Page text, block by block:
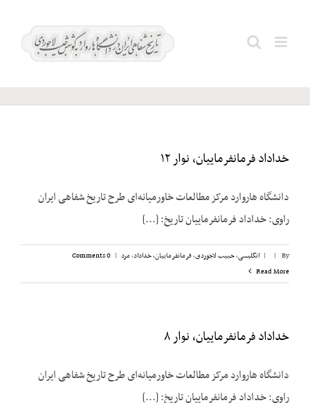
بازرگان؛
خداداد فرمانفرماییان، نوار ۱۲
دانشگاه هاروارد مرکز مطالعات خاورمیانه‌ای طرح تاریخ شفاهی ایران
راوی: خداداد فرمانفرماییان تاریخ: [...]
By
|
| انگلیسی,حبیب لاجوردی,فرمانفرماییان، خداداد,مرد |
0 Comments
Read More
خداداد فرمانفرماییان، نوار ۸
دانشگاه هاروارد مرکز مطالعات خاورمیانه‌ای طرح تاریخ شفاهی ایران
راوی: خداداد فرمانفرماییان تاریخ: [...]